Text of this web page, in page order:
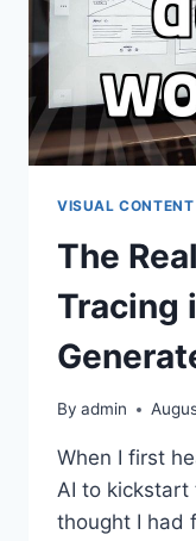
VISUAL CONTENT
The
Tracing
By admin
When I first
AI to kickstart
thought I had